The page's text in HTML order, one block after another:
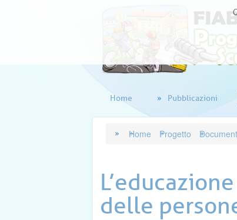
Home Pubblicazioni
Home Progetto
delle